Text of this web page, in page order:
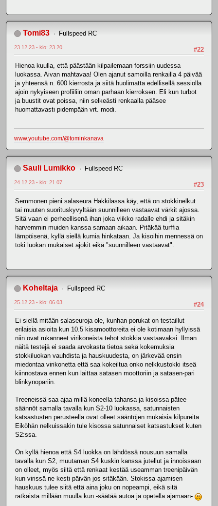
Tomi83 Fullspeed RC
#22
23.12.23 - klo: 23.20
Hienoa kuulla, että päästään kilpailemaan forssiin uudessa
luokassa. Aivan mahtavaa! Olen ajanut samoilla renkailla 4 päivää
ja yhteensä n. 600 kierrosta ja siitä huolimatta edellisellä sessiolla
ajoin nykyiseen profiiliin oman parhaan kierroksen. Eli kun turbot
ja buustit ovat poissa, niin selkeästi renkaalla pääsee
huomattavasti pidempään vrt. modi.
www.youtube.com/@tominkanava
Sauli Lumikko Fullspeed RC
#23
24.12.23 - klo: 21.07
Semmonen pieni salaseura Hakkilassa käy, että on stokkinelkut
tai muuten suorituskyvyltään suunnilleen vastaavat värkit ajossa.
Sitä vaan ei perheellisenä ihan joka viikko radalle ehdi ja sitäkin
harvemmin muiden kanssa samaan aikaan. Pitäkää turffia
lämpöisenä, kyllä siellä kumia hinkataan. Ja kisoihin mennessä on
toki luokan mukaiset ajokit eikä "suunnilleen vastaavat".
Koheltaja Fullspeed RC
#24
25.12.23 - klo: 06.03
Ei siellä mitään salaseuroja ole, kunhan porukat on testaillut
erilaisia asioita kun 10.5 kisamoottoreita ei ole kotimaan hyllyissä
niin ovat rukanneet virikoneista tehot stokkia vastaavaksi. Ilman
näitä testejä ei saada arvokasta tietoa sekä kokemuksia
stokkiluokan vauhdista ja hauskuudesta, on järkevää ensin
miedontaa virikonetta että saa kokeiltua onko nelkkustokki itseä
kiinnostava ennen kun laittaa satasen moottoriin ja satasen-pari
blinkynopariin.
Treeneissä saa ajaa millä koneella tahansa ja kisoissa pätee
säännöt samalla tavalla kun S2-10 luokassa, satunnaisten
katsastusten perusteella ovat olleet sääntöjen mukaisia kilpureita.
Eiköhän nelkuissakin tule kisossa satunnaiset katsastukset kuten
S2:ssa.
On kyllä hienoa että S4 luokka on lähdössä nousuun samalla
tavalla kun S2, muutaman S4 kuskin kanssa jutellut ja innoissaan
on olleet, myös siitä että renkaat kestää useamman treenipäivän
kun virissä ne kesti päivän jos sitäkään. Stokissa ajamisen
hauskuus tulee siitä että aina joku on nopeampi, eikä sitä
ratkaista millään muulla kun -säätää autoa ja opetella ajamaan-